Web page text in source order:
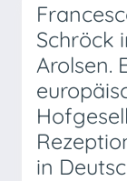
Schröck
Arolsen.
in